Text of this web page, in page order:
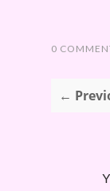
0
←